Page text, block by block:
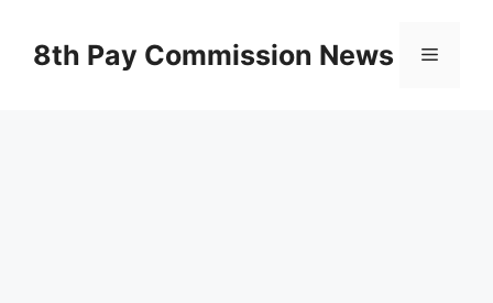
content8th Pay Commission News Menu